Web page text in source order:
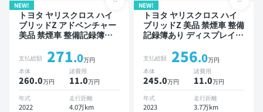
NEW!
トヨタ ヤリスクロス ハイ
ブリッドZ アドベンチャー
美品 禁煙車 整備記録簿あ
※ナビキットあり TV ブライ
ンドスポットモニター オー
トクルーズ ワイヤレスキー
ETC バックモニター 全方
位カメラ ドライブレコーダ
ー 衝突軽減
支払総額 271.0万円
本体
260.0万円
諸費用
11.0万円
年式
2022
走行距離
4.0万km
NEW!
トヨタ ヤリスクロス ハイ
ブリッドZ 美品 禁煙車 整備
記録簿あり ディスプレイオ
TV ブラインドスポットモ
ニター オートクルーズ ス
マートキー ETC 電動バッ
クドア バックモニター 全
方位カメラ ドライブレコー
ダー 衝突軽減
支払総額 256.0万円
本体
245.0万円
諸費用
11.0万円
年式
2023
走行距離
3.7万km